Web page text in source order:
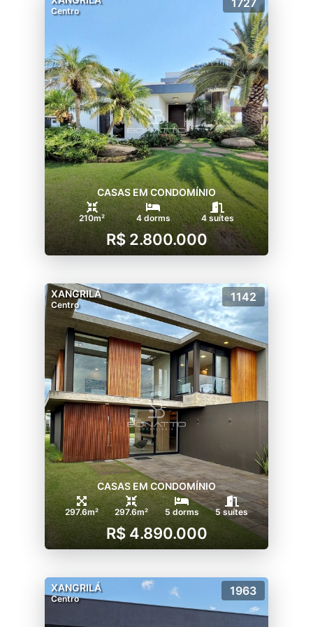
Sua vida em completa harmonia e bem-estar
no endereço mais desejado de Xangri-lá.
Centro
1727
CASAS EM CONDOMÍNIO
210m² 4 dorms 4 suítes
R$ 2.800.000
XANGRILÁ
Centro
1142
CASAS EM CONDOMÍNIO
297.6m² 297.6m² 5 dorms 5 suítes
R$ 4.890.000
XANGRILÁ
Centro
1963